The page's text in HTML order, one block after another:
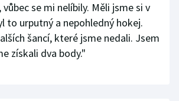
se mi nelíbily. Měli jsme si v
to urputný a nepohledný hokej.
šancí, které jsme nedali. Jsem
získali dva body."